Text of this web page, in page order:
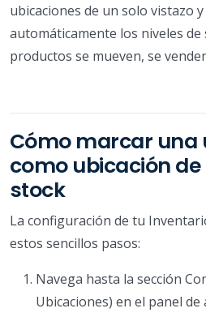
ubicaciones de un solo vistazo
automáticamente los niveles de
productos se mueven, se
Cómo marcar una
como ubicación de
stock
La configuración de tu
estos sencillos pasos:
Navega hasta la sección
Ubicaciones) en el panel